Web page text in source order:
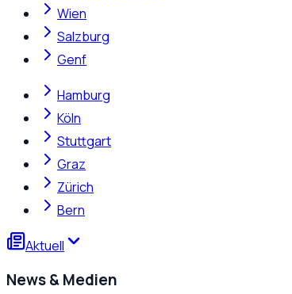
Wien
Salzburg
Genf
Hamburg
Köln
Stuttgart
Graz
Zürich
Bern
Aktuell
News & Medien